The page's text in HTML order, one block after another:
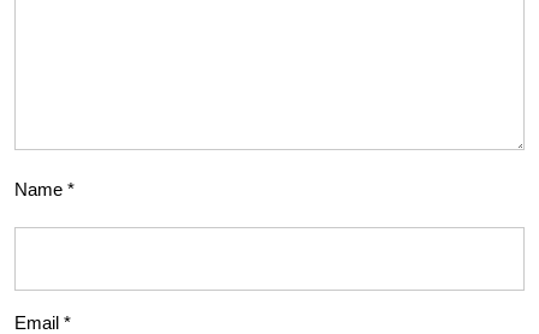
Name *
Email *